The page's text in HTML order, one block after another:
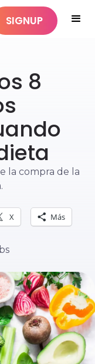
SIGNUP
8
la compra de la
X Más